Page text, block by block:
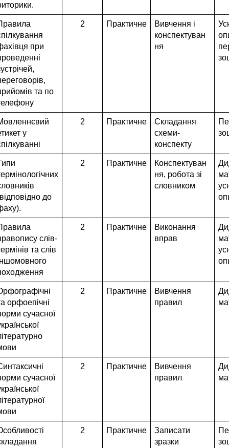
при
та по
2 Практичне
Вивчення і
конспектуван
ня
у
2 Практичне
Складання
схеми-
конспекту
до
2 Практичне
Конспектуван
ня, робота зі
словником
слів-
та слів
2 Практичне
Виконання
вправ
орфоепічні
сучасної
2 Практичне
Вивчення
правил
сучасної
2 Практичне
Вивчення
правил
2 Практичне
Записати
зразки